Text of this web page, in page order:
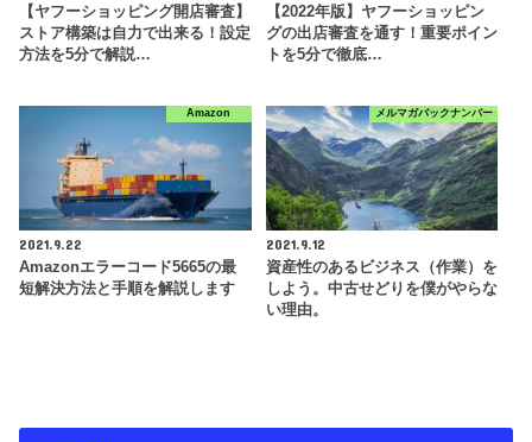
【ヤフーショッピング開店審査】
ストア構築は自力で出来る！設定
方法を5分で解説…
【2022年版】ヤフーショッピン
グの出店審査を通す！重要ポイン
トを5分で徹底…
Amazon
2021.9.22
Amazonエラーコード5665の最
短解決方法と手順を解説します
メルマガバックナンバー
2021.9.12
資産性のあるビジネス（作業）を
しよう。中古せどりを僕がやらな
い理由。